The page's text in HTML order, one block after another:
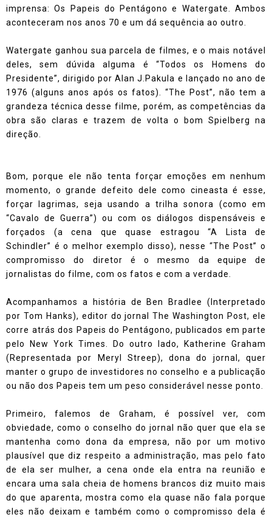
imprensa: Os Papeis do Pentágono e Watergate. Ambos
aconteceram nos anos 70 e um dá sequência ao outro.
Watergate ganhou sua parcela de filmes, e o mais notável
deles, sem dúvida alguma é “Todos os Homens do
Presidente”, dirigido por Alan J.Pakula e lançado no ano de
1976 (alguns anos após os fatos). “The Post”, não tem a
grandeza técnica desse filme, porém, as competências da
obra são claras e trazem de volta o bom Spielberg na
direção.
Bom, porque ele não tenta forçar emoções em nenhum
momento, o grande defeito dele como cineasta é esse,
forçar lagrimas, seja usando a trilha sonora (como em
“Cavalo de Guerra”) ou com os diálogos dispensáveis e
forçados (a cena que quase estragou “A Lista de
Schindler” é o melhor exemplo disso), nesse “The Post” o
compromisso do diretor é o mesmo da equipe de
jornalistas do filme, com os fatos e com a verdade.
Acompanhamos a história de Ben Bradlee (Interpretado
por Tom Hanks), editor do jornal The Washington Post, ele
corre atrás dos Papeis do Pentágono, publicados em parte
pelo New York Times. Do outro lado, Katherine Graham
(Representada por Meryl Streep), dona do jornal, quer
manter o grupo de investidores no conselho e a publicação
ou não dos Papeis tem um peso considerável nesse ponto.
Primeiro, falemos de Graham, é possível ver, com
obviedade, como o conselho do jornal não quer que ela se
mantenha como dona da empresa, não por um motivo
plausível que diz respeito a administração, mas pelo fato
de ela ser mulher, a cena onde ela entra na reunião e
encara uma sala cheia de homens brancos diz muito mais
do que aparenta, mostra como ela quase não fala porque
eles não deixam e também como o compromisso dela é